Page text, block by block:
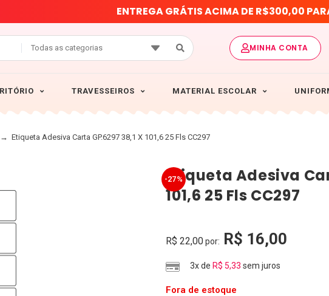
ENTREGAGRÁTISACIMADE R$300,00 PAR
Todas as categorias MINHA CONTA
TRAVESSEIROS MATERIAL ESCOLAR
→ Etiqueta Adesiva Carta GP.6297 38,1 X 101,6 25 Fls CC297
-27%
Etiqueta Adesiva
101,6 25 Fls CC297
R$ 22,00por: R$ 16,00
3x de R$ 5,33 sem juros
Fora de estoque